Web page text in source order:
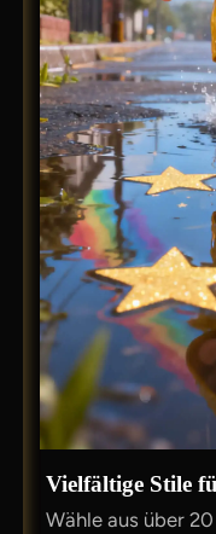
Vielfältige Stile
Wähle aus über